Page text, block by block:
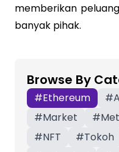
memberikan
banyak pihak.
Browse By
#Ethereum #
#Market #
#NFT #Tokoh